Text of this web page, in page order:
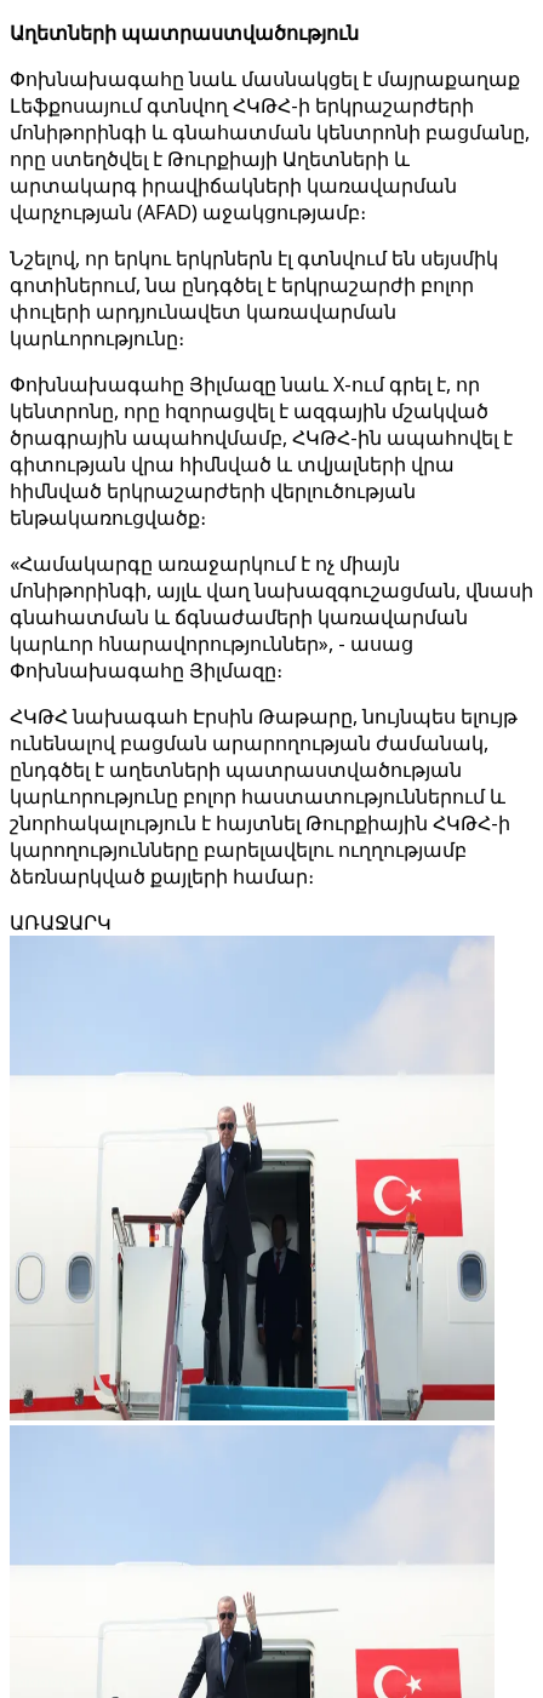
Աղետների պատրաստվածություն
Փոխնախագահը նաև մասնակցել է մայրաքաղաք
Լեֆքոսայում գտնվող ՀԿԹՀ-ի երկրաշարժերի
մոնիթորինգի և գնահատման կենտրոնի բացմանը,
որը ստեղծվել է Թուրքիայի Աղետների և
արտակարգ իրավիճակների կառավարման
վարչության (AFAD) աջակցությամբ։
Նշելով, որ երկու երկրներն էլ գտնվում են սեյսմիկ
գոտիներում, նա ընդգծել է երկրաշարժի բոլոր
փուլերի արդյունավետ կառավարման
կարևորությունը։
Փոխնախագահը Յիլմազը նաև X-ում գրել է, որ
կենտրոնը, որը հզորացվել է ազգային մշակված
ծրագրային ապահովմամբ, ՀԿԹՀ-ին ապահովել է
գիտության վրա հիմնված և տվյալների վրա
հիմնված երկրաշարժերի վերլուծության
ենթակառուցվածք։
«Համակարգը առաջարկում է ոչ միայն
մոնիթորինգի, այլև վաղ նախազգուշացման, վնասի
գնահատման և ճգնաժամերի կառավարման
կարևոր հնարավորություններ», - ասաց
Փոխնախագահը Յիլմազը։
ՀԿԹՀ նախագահ Էրսին Թաթարը, նույնպես ելույթ
ունենալով բացման արարողության ժամանակ,
ընդգծել է աղետների պատրաստվածության
կարևորությունը բոլոր հաստատություններում և
շնորհակալություն է հայտնել Թուրքիային ՀԿԹՀ-ի
կարողությունները բարելավելու ուղղությամբ
ձեռնարկված քայլերի համար։
ԱՌԱՋԱՐԿ